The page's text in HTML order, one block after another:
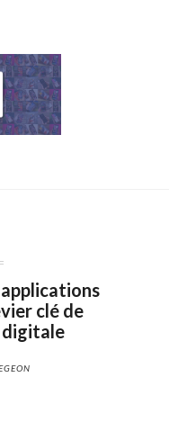
applications
clé de